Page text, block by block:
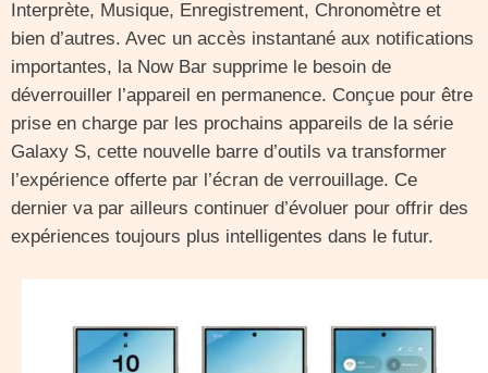
Interprète, Musique, Enregistrement, Chronomètre et
bien d’autres. Avec un accès instantané aux notifications
importantes, la Now Bar supprime le besoin de
déverrouiller l’appareil en permanence. Conçue pour être
prise en charge par les prochains appareils de la série
Galaxy S, cette nouvelle barre d’outils va transformer
l’expérience offerte par l’écran de verrouillage. Ce
dernier va par ailleurs continuer d’évoluer pour offrir des
expériences toujours plus intelligentes dans le futur.